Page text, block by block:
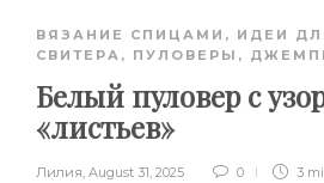
ВЯЗАНИЕ СПИЦАМИ , ИДЕИ
СВИТЕРА, ПУЛОВЕРЫ,
Белый пуловер с
«листьев»
Лилия, August 31, 2025 0 3